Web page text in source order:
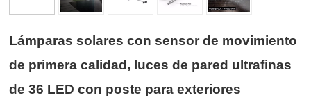
Lámparas solares con sensor de movimiento
de primera calidad, luces de pared ultrafinas
de 36 LED con poste para exteriores